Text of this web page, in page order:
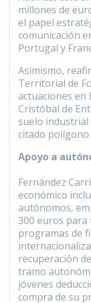
millones de
el papel
comunicación
Portugal y
Asimismo,
Territorial de
actuaciones en
Cristóbal de
suelo industrial
citado
Apoyo a
Fernández
económico
autónomos,
300 euros
programas de
recuperación
tramo
jóvenes
compra de su